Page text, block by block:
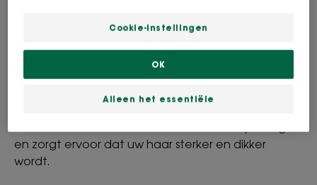
Stop haaruitval en herstel uw haardichtheid met
onze versterkende en stimulerende anti-haaruitval
conditioner met Kinine uit medicinale Quinquina.
en zorgt ervoor dat uw haar sterker en dikker
wordt.
Cookie-instellingen
Alleen het essentiële
OK